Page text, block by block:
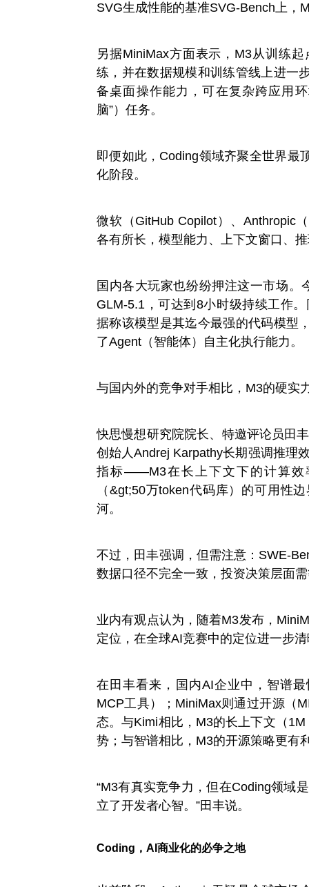
SVG生成性能的基准SVG-Bench上，
另据MiniMax方面表示，M3从训练
练，并在数据规模和训练管线上进一
备桌面操作能力，可在复杂跨应用
脑”）任务。
即便如此，Coding领域齐聚全世界最
化阶段。
微软（GitHub Copilot）、Anthropic
各有所长，模型能力、上下文窗口、
国内各大玩家也纷纷押注这一市场
GLM-5.1，可达到8小时级持续工作
据称该模型是其迄今最强的代码模型
了Agent（智能体）自主化执行能力。
与国内外的竞争对手相比，M3的硬实
快思慢想研究院院长、特邀评论员田
创始人Andrej Karpathy长期强调推理
指标——M3在长上下文下的计算效
（&gt;50万token代码库）的可用性
河。
不过，田丰强调，但需注意：SWE-
数据口径不完全一致，投资决策层面
业内有观点认为，随着M3发布，
定位，在全球AI竞赛中的定位进一步
在田丰看来，国内AI企业中，智谱
MCP工具）；MiniMax则通过开源（
态。与Kimi相比，M3的长上下文（
势；与智谱相比，M3的开源策略更有
“M3有真实竞争力，但在Coding领域
立了开发者心智。”田丰说。
Coding，AI商业化的必争之地